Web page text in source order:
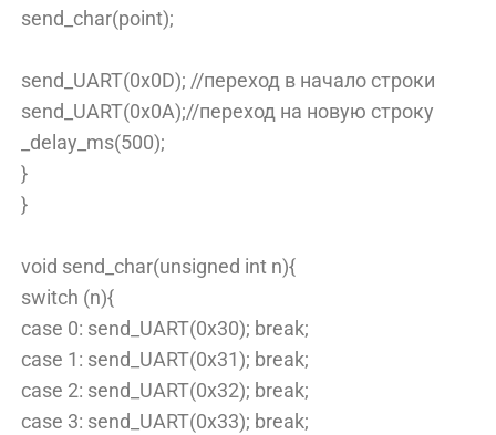
send_char(point);
send_UART(0x0D); //переход в начало строки
send_UART(0x0A);//переход на новую строку
_delay_ms(500);
}
}
void send_char(unsigned int n){
switch (n){
case 0: send_UART(0x30); break;
case 1: send_UART(0x31); break;
case 2: send_UART(0x32); break;
case 3: send_UART(0x33); break;